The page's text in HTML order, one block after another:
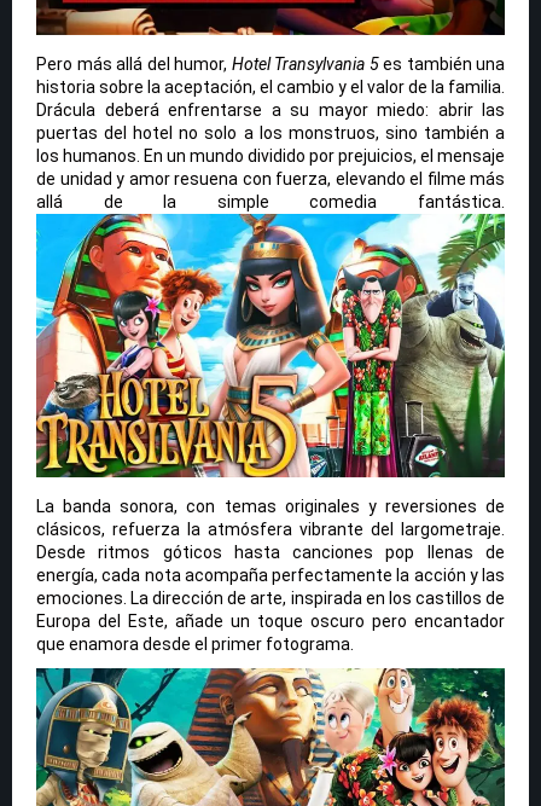
Pero más allá del humor, Hotel Transylvania 5es también una
historia sobre la aceptación, el cambio y el valor de la familia.
Drácula deberá enfrentarse a su mayor miedo: abrir las
puertas del hotel no solo a los monstruos, sino también a
los humanos. En un mundo dividido por prejuicios, el mensaje
de unidad y amor resuena con fuerza, elevando el filme más
allá de la simple comedia fantástica.
La banda sonora, con temas originales y reversiones de
clásicos, refuerza la atmósfera vibrante del largometraje.
Desde ritmos góticos hasta canciones pop llenas de
energía, cada nota acompaña perfectamente la acción y las
emociones. La dirección de arte, inspirada en los castillos de
Europa del Este, añade un toque oscuro pero encantador
que enamora desde el primer fotograma.